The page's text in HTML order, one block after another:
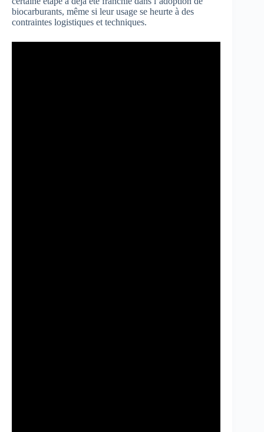
biocarburants, même si leur usage se heurte à des
contraintes logistiques et techniques.